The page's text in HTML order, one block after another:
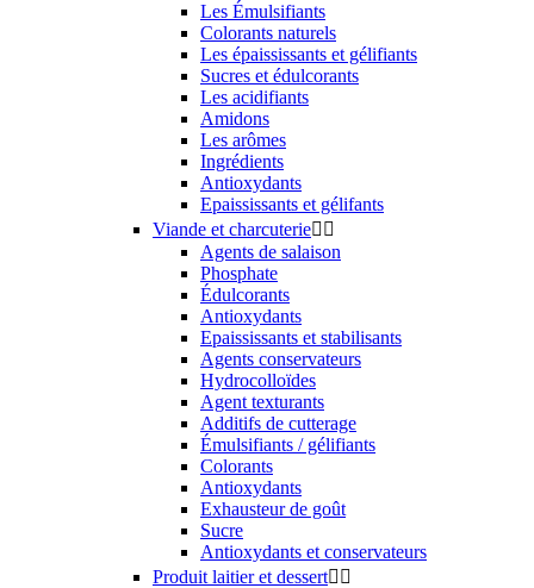
Les Émulsifiants
Colorants naturels
Les épaississants et gélifiants
Sucres et édulcorants
Les acidifiants
Amidons
Les arômes
Ingrédients
Antioxydants
Epaississants et gélifants
Viande et charcuterie 
Agents de salaison
Phosphate
Édulcorants
Antioxydants
Epaississants et stabilisants
Agents conservateurs
Hydrocolloïdes
Agent texturants
Additifs de cutterage
Émulsifiants / gélifiants
Colorants
Antioxydants
Exhausteur de goût
Sucre
Antioxydants et conservateurs
Produit laitier et dessert 